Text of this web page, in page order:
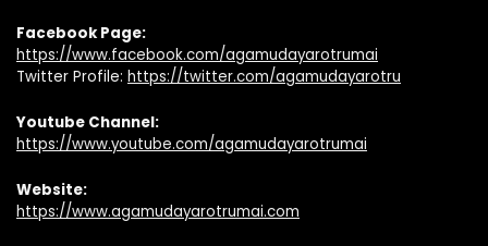
Facebook Page:
https://www.facebook.com/agamudayarotrumai
Twitter Profile: https://twitter.com/agamudayarotru
Youtube Channel:
https://www.youtube.com/agamudayarotrumai
Website:
https://www.agamudayarotrumai.com